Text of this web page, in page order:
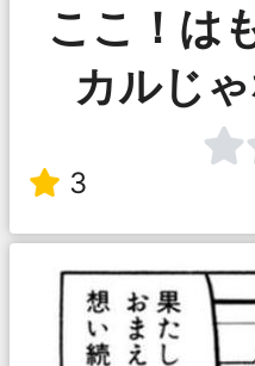
ここ！は
カルじ
3